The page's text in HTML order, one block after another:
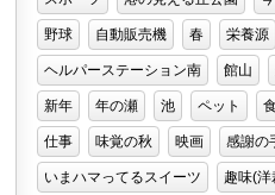
野球 自動販売機 春 栄養源
ヘルパーステーション南 館山
新年 年の瀬 池 ペット
仕事 味覚の秋 映画 感謝の
いまハマってるスイーツ 趣味(洋